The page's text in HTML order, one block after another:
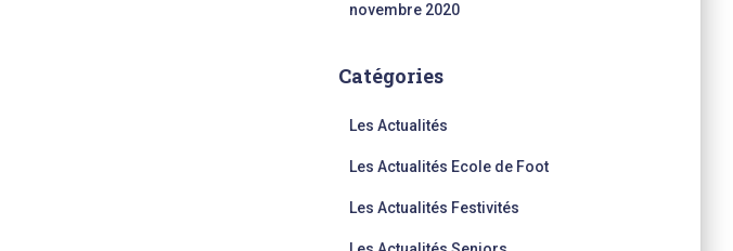
novembre 2020
Catégories
Les Actualités
Les Actualités Ecole de Foot
Les Actualités Festivités